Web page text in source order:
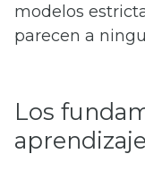
modelos
parecen a
Los